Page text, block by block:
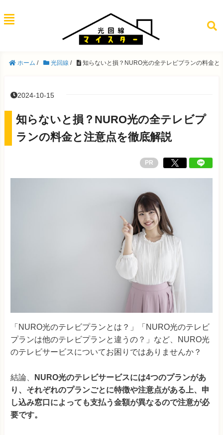
ホーム / 光回線 / 知らないと損？NURO光の全テレビプランの料金と
2024-10-15
知らないと損？NURO光の全テレビプ
ランの料金と注意点を徹底解説
PR
「NURO光のテレビプランとは？」「NURO光のテレビ
プランは他のテレビプランと違うの？」など、NURO光
のテレビサービスについてお困りではありませんか？
結論、
NURO光のテレビサービスには4つのプランがあ
り、それぞれのプランごとに特徴や注意点がある上、申
し込み窓口によっても支払う金額が異なるので注意が必
要です。